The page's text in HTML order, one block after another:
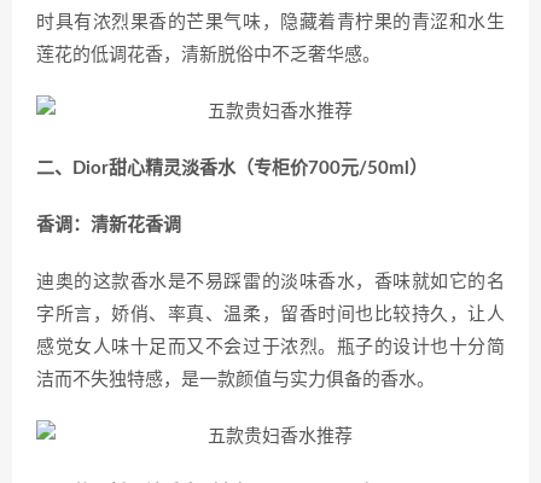
时具有浓烈果香的芒果气味，隐藏着青柠果的青涩和水生
莲花的低调花香，清新脱俗中不乏奢华感。
二、Dior甜心精灵淡香水（专柜价700元/50ml）
香调：清新花香调
迪奥的这款香水是不易踩雷的淡味香水，香味就如它的名
字所言，娇俏、率真、温柔，留香时间也比较持久，让人
感觉女人味十足而又不会过于浓烈。瓶子的设计也十分简
洁而不失独特感，是一款颜值与实力俱备的香水。